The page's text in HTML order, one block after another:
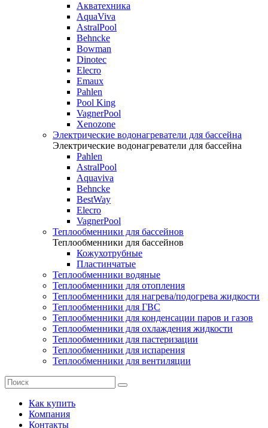
Акватехника
AquaViva
AstralPool
Behncke
Bowman
Dinotec
Elecro
Emaux
Pahlen
Pool King
VagnerPool
Xenozone
Электрические водонагреватели для бассейна
Электрические водонагреватели для бассейна
Pahlen
AstralPool
Aquaviva
Behncke
BestWay
Elecro
VagnerPool
Теплообменники для бассейнов
Теплообменники для бассейнов
Кожухотрубные
Пластинчатые
Теплообменники водяные
Теплообменники для отопления
Теплообменники для нагрева/подогрева жидкости
Теплообменники для ГВС
Теплообменники для конденсации паров и газов
Теплообменники для охлаждения жидкости
Теплообменники для пастеризации
Теплообменники для испарения
Теплообменники для вентиляции
Как купить
Компания
Контакты